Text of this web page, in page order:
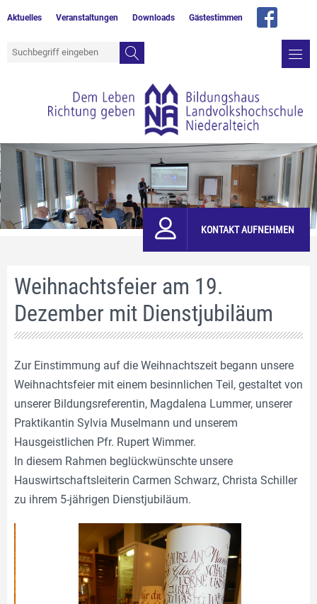
Aktuelles Veranstaltungen Downloads Gästestimmen
KONTAKT AUFNEHMEN
Weihnachtsfeier am 19.
Dezember mit Dienstjubiläum
Zur Einstimmung auf die Weihnachtszeit begann unsere
Weihnachtsfeier mit einem besinnlichen Teil, gestaltet von
unserer Bildungsreferentin, Magdalena Lummer, unserer
Praktikantin Sylvia Muselmann und unserem
Hausgeistlichen Pfr. Rupert Wimmer.
In diesem Rahmen beglückwünschte unsere
Hauswirtschaftsleiterin Carmen Schwarz, Christa Schiller
zu ihrem 5-jährigen Dienstjubiläum.